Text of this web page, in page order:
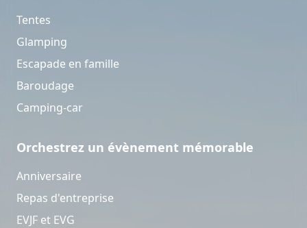
Tentes
Glamping
Escapade en famille
Baroudage
Camping-car
Orchestrez un évènement mémorable
Anniversaire
Repas d'entreprise
EVJF et EVG